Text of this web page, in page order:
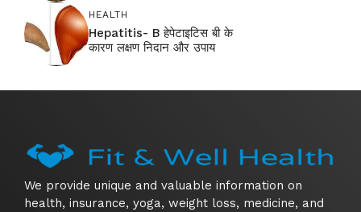
HEALTH
Hepatitis- B हेपेटाइटिस बी के
कारण लक्षण निदान और उपाय
We provide unique and valuable information on
health, insurance, yoga, weight loss, medicine, and